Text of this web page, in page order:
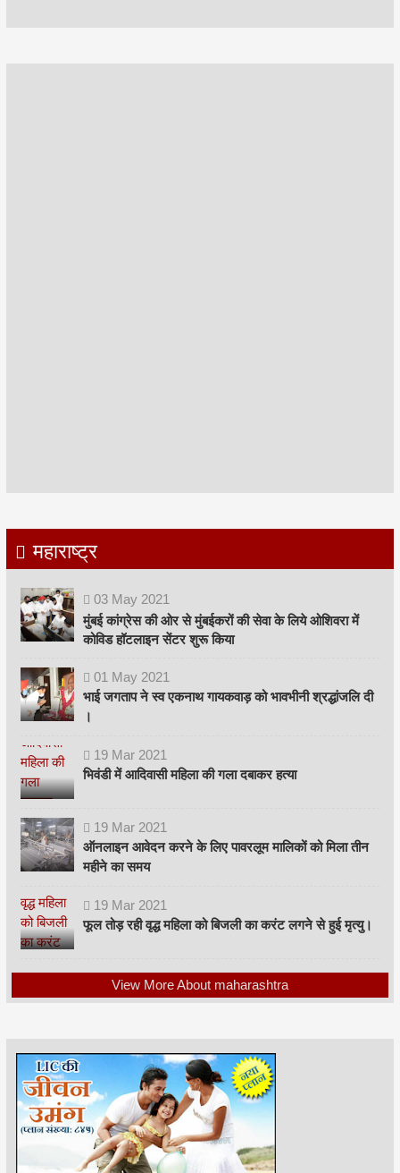
महाराष्ट्र
03 May 2021
मुंबई कांग्रेस की ओर से मुंबईकरों की सेवा के लिये ओशिवरा में
कोविड हॉटलाइन सेंटर शुरू किया
01 May 2021
भाई जगताप ने स्व एकनाथ गायकवाड़ को भावभीनी श्रद्धांजलि दी
।
19 Mar 2021
भिवंडी में आदिवासी महिला की गला दबाकर हत्या
19 Mar 2021
ऑनलाइन आवेदन करने के लिए पावरलूम मालिकों को मिला तीन
महीने का समय
19 Mar 2021
फूल तोड़ रही वृद्ध महिला को बिजली का करंट लगने से हुई मृत्यु।
View More About maharashtra